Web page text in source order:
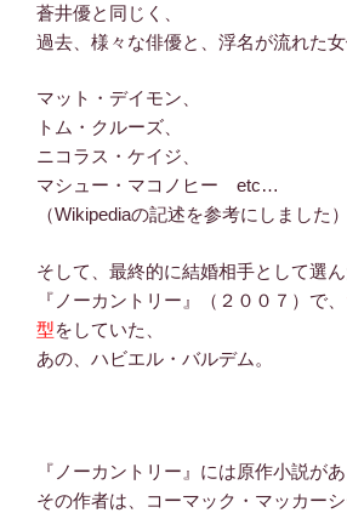
蒼井優と同じく、
過去、様々な俳優と、浮名が流れた女
マット・デイモン、
トム・クルーズ、
ニコラス・ケイジ、
マシュー・マコノヒー etc…
（Wikipediaの記述を参考にしました）
そして、最終的に結婚相手として選ん
『ノーカントリー』（２００７）で、
型をしていた、
あの、ハビエル・バルデム。
『ノーカントリー』には原作小説があ
その作者は、コーマック・マッカーシ